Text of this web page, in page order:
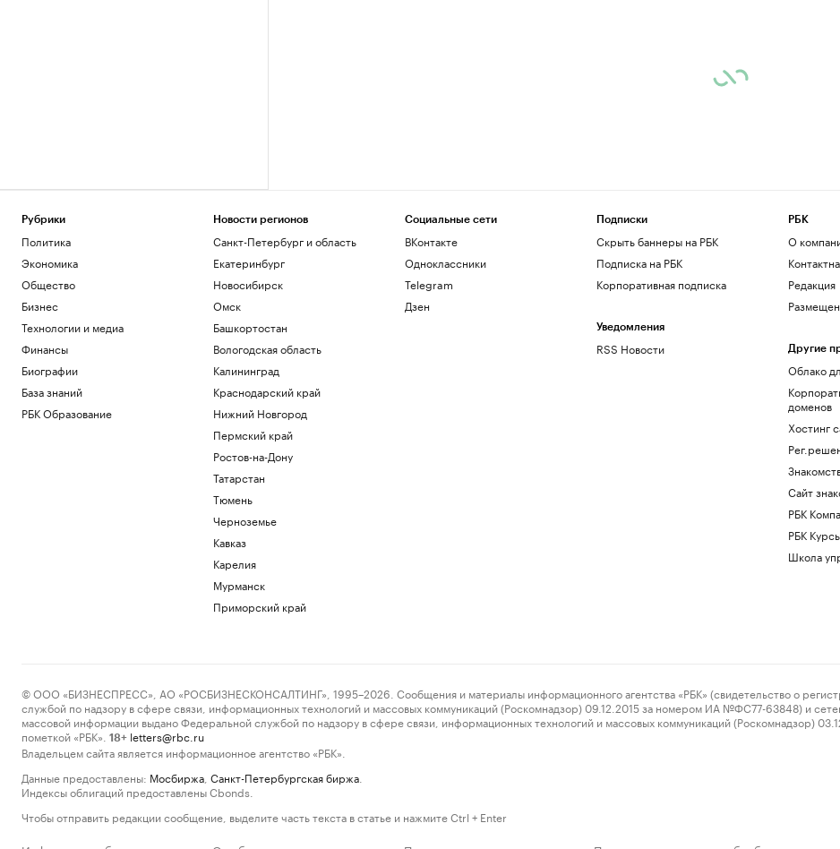
Рубрики
Политика
Экономика
Общество
Бизнес
Технологии и медиа
Финансы
Биографии
База знаний
РБК Образование
Новости регионов
Санкт-Петербург и область
Екатеринбург
Новосибирск
Омск
Башкортостан
Вологодская область
Калининград
Краснодарский край
Нижний Новгород
Пермский край
Ростов-на-Дону
Татарстан
Тюмень
Черноземье
Кавказ
Карелия
Мурманск
Приморский край
Социальные сети
ВКонтакте
Одноклассники
Telegram
Дзен
Подписки
Скрыть баннеры на РБК
Подписка на РБК
Корпоративная подписка
Уведомления
RSS Новости
РБК
О
Редакция
Другие
Облако
доменов
Хостинг
Сайт
РБК
РБК
Школа
© ООО «БИЗНЕСПРЕСС», АО «РОСБИЗНЕСКОНСАЛТИНГ», 1995–2026. Сообщения и материалы информационного агентства «РБК» (свидетельство о
службой по надзору в сфере связи, информационных технологий и массовых коммуникаций (Роскомнадзор) 09.12.2015 за номером ИА №ФС77-63848) и
массовой информации выдано Федеральной службой по надзору в сфере связи, информационных технологий и массовых коммуникаций (Роскомнадзор)
пометкой «РБК».
18+ letters@rbc.ru
Владельцем сайта является информационное агентство «РБК».
Данные предоставлены: Мосбиржа Санкт-Петербургская биржа
Индексы облигаций предоставлены Cbonds.
Чтобы отправить редакции сообщение, выделите часть текста в статье и нажмите Ctrl + Enter